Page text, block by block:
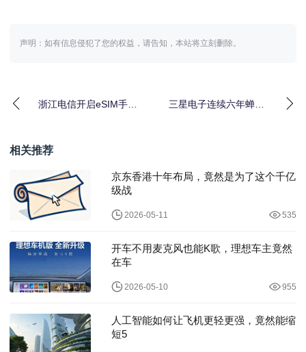
声明：如有信息侵犯了您的权益，请告知，本站将立刻删除。
浙江电信开启eSIM手机
三星电子连续六年蝉联
相关推荐
京东香港十年布局，竟然是为了这个千亿
级战
2026-05-11 535
开车不用麦克风也能K歌，理想车主竟然
在车
2026-05-10 955
人工智能如何让飞机更轻更强，竟然能缩
短5